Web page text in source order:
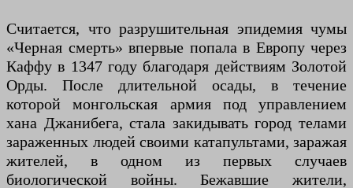
Считается, что разрушительная эпидемия чумы
«Черная смерть» впервые попала в Европу через
Каффу в 1347 году благодаря действиям Золотой
Орды. После длительной осады, в течение
которой монгольская армия под управлением
хана Джанибега, стала закидывать город телами
зараженных людей своими катапультами, заражая
жителей, в одном из первых случаев
биологической войны. Бежавшие жители,